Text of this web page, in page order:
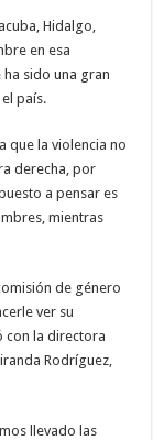
Hidalgo,
en esa
sido una gran
país.
que la violencia no
derecha, por
a pensar es
mientras
de género
ver su
con la directora
Rodríguez,
llevado las